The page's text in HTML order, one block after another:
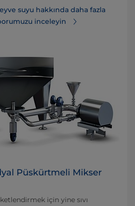
suyu hakkında daha fazla
inceleyin
Püskürtmeli Mikser
için yine sıvı